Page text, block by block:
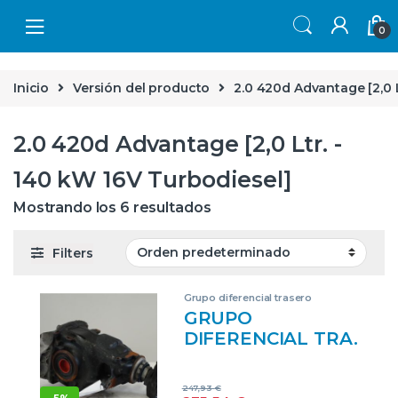
0
Inicio Versión del producto 2.0 420d Advantage [2,0
2.0 420d Advantage [2,0 Ltr. -
140 kW 16V Turbodiesel]
Mostrando los 6 resultados
Filters
Grupo diferencial trasero
GRUPO
DIFERENCIAL TRA.
247,93€